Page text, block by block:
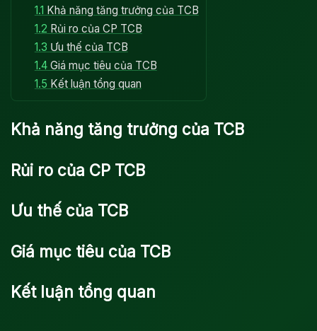
1.1 Khả năng tăng trưởng của TCB
1.2 Rủi ro của CP TCB
1.3 Ưu thế của TCB
1.4Giá mục tiêu của TCB
1.5 Kết luận tổng quan
Khả năng tăng trưởng của TCB
Rủi ro của CP TCB
Ưu thế của TCB
Giá mục tiêu của TCB
Kết luận tổng quan